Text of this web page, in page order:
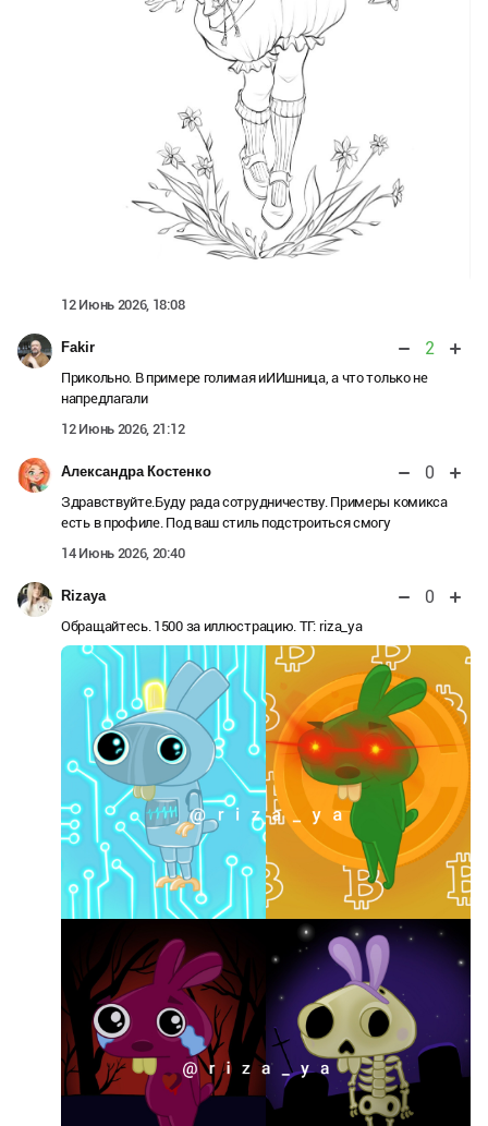
12 Июнь 2026, 18:08
Fakir 2
Прикольно. В примере голимая иИИшница, а что только не
напредлагали
12 Июнь 2026, 21:12
Александра Костенко 0
Здравствуйте.Буду рада сотрудничеству. Примеры комикса
есть в профиле. Под ваш стиль подстроиться смогу
14 Июнь 2026, 20:40
Rizaya 0
Обращайтесь. 1500 за иллюстрацию. ТГ: riza_ya